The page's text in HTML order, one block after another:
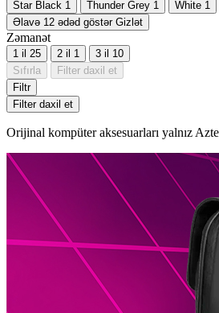
Star Black 1 Thunder Grey 1 White 1
Əlavə 12 ədəd göstər Gizlət
Zəmanət
1 il 25 2 il 1 3 il 10
Sıfırla
Filter daxil et
Filtr
Filter daxil et
Orijinal kompüter aksesuarları yalnız